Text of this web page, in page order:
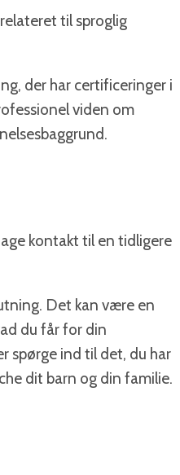
til sproglig
der har certificeringer i
viden om
kontakt til en tidligere
Det kan være en
du får for din
spørge ind til det, du har
dit barn og din familie.